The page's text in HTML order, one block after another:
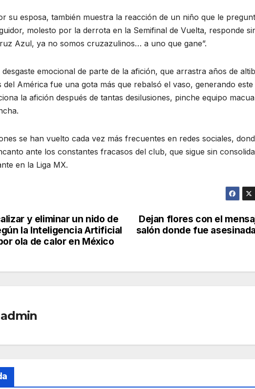
su esposa, también muestra la reacción de un niño que le
molesto por la derrota en la Semifinal de Vuelta, responde
Azul, ya no somos cruzazulinos… a uno que gane”.
emocional de parte de la afición, que arrastra años de
del América fue una gota más que rebalsó el vaso, generando
la afición después de tantas desilusiones, pinche equipo
se han vuelto cada vez más frecuentes en redes sociales,
ante los constantes fracasos del club, que sigue sin
en la Liga MX.
Dejan flores con el
salón donde fue
y eliminar un nido de
la Inteligencia Artificial
ola de calor en México
admin